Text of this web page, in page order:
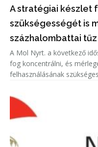
A stratégiai készlet
szükségességét is
százhalombattai tűz
A Mol Nyrt. a következő
fog koncentrálni, és
felhasználásának